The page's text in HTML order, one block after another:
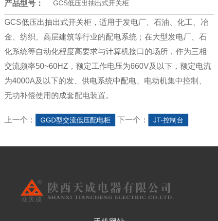
产品型号： GCS低压出抽出式开关柜
GCS低压出抽出式开关柜，适用于发电厂、石油、化工、冶
金、纺织、高层建筑等行业的配电系统；在大型发电厂、石
化系统等自动化程度高要求与计算机接口的场所，作为三相
交流频率50~60HZ，额定工作电压为660V及以下，额定电流
为4000A及以下的发、供电系统中配电、电动机集中控制、
无功补偿使用的成套配电装置。
上一个： GGD型交流低压配电柜 下一个： JT-控制台